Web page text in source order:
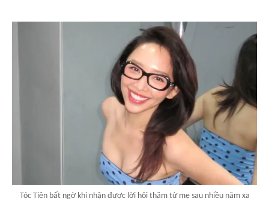
Tóc Tiên bất ngờ khi nhận được lời hỏi thăm từ mẹ sau nhiều năm xa